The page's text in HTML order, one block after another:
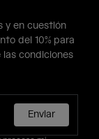
y en cuestión
del 10% para
condiciones
Enviar